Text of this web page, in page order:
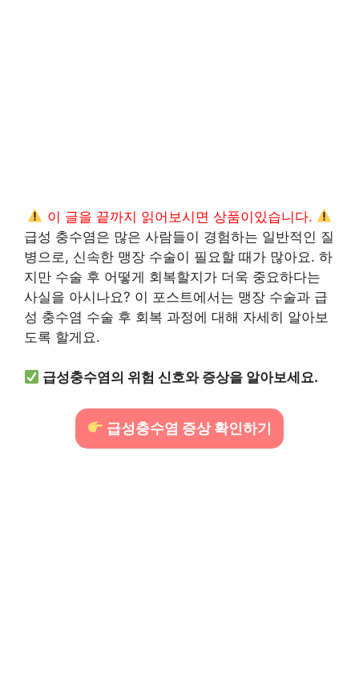
이 글을 끝까지 읽어보시면 상품이있습니다.
급성 충수염은 많은 사람들이 경험하는 일반적인 질
병으로, 신속한 맹장 수술이 필요할 때가 많아요. 하
지만 수술 후 어떻게 회복할지가 더욱 중요하다는
사실을 아시나요? 이 포스트에서는 맹장 수술과 급
성 충수염 수술 후 회복 과정에 대해 자세히 알아보
도록 할게요.
급성충수염의 위험 신호와 증상을 알아보세요.
급성충수염 증상 확인하기